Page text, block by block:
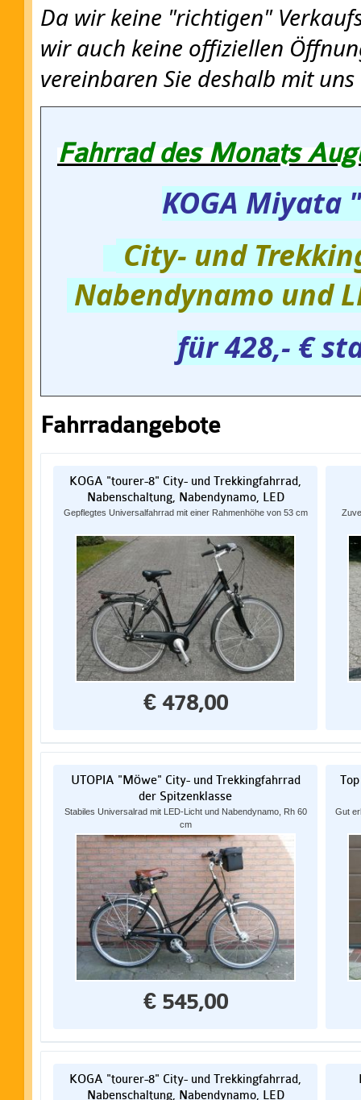
Da wir keine "richtigen"
wir auch keine offiziellen
vereinbaren Sie deshalb mit
Fahrrad des Monats
KOGA Miyata
City- und
Nabendynamo und
für 428,- €
Fahrradangebote
KOGA "tourer-8" City- und Trekkingfahrrad,
Nabenschaltung, Nabendynamo, LED
Gepflegtes Universalfahrrad mit einer Rahmenhöhe von 53 cm
€ 478,00
UTOPIA "Möwe" City- und Trekkingfahrrad
der Spitzenklasse
Stabiles Universalrad mit LED-Licht und Nabendynamo, Rh 60
cm
€ 545,00
Gut
KOGA "tourer-8" City- und Trekkingfahrrad,
Nabenschaltung, Nabendynamo, LED